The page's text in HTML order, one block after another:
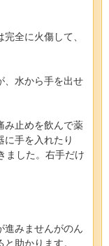
全に火傷して、
、水から手を出せ
み止めを飲んで薬
に手を入れたり
ました。右手だけ
進みませんがのん
助かります。